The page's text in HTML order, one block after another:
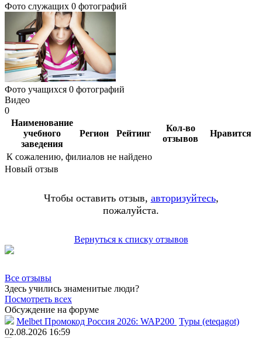
Фото служащих 0 фотографий
Фото учащихся 0 фотографий
Видео
0
Наименование
учебного
заведения
Регион Рейтинг
Кол-во
отзывов
Нравится
К сожалению, филиалов не найдено
Новый отзыв
Чтобы оставить отзыв, авторизуйтесь,
пожалуйста.
Вернуться к списку отзывов
Все отзывы
Здесь учились знаменитые люди?
Посмотреть всех
Обсуждение на форуме
Melbet Промокод Россия 2026: WAP200 Туры (eteqagot)
02.08.2026 16:59